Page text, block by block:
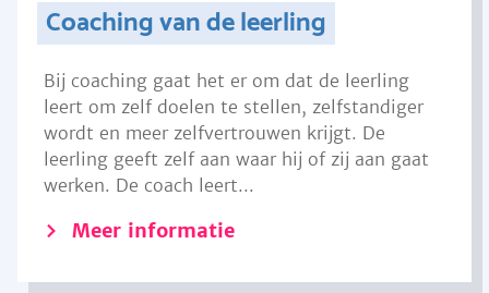
Coaching van de leerling
Bij coaching gaat het er om dat de leerling
leert om zelf doelen te stellen, zelfstandiger
wordt en meer zelfvertrouwen krijgt. De
leerling geeft zelf aan waar hij of zij aan gaat
werken. De coach leert...
Meer informatie